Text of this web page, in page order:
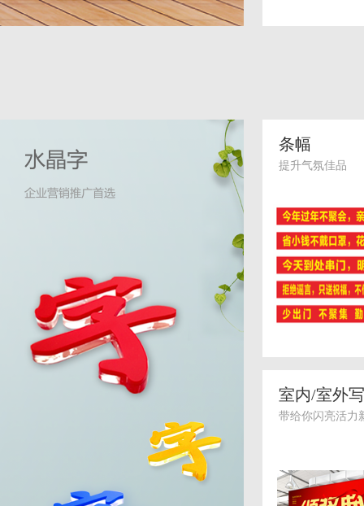
条幅
提升气氛佳品
室内/室外
带给你闪亮活力